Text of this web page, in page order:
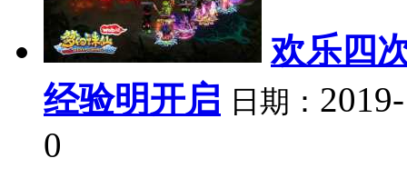
欢乐四
经验明开启 日期：
0